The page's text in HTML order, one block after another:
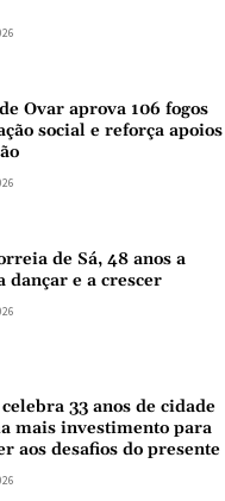
Ovar aprova 106 fogos
social e reforça apoios
de Sá, 48 anos a
dançar e a crescer
33 anos de cidade
mais investimento para
aos desafios do presente